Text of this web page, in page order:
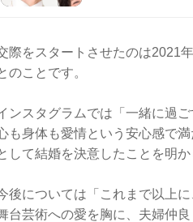
際をスタートさせたのは2021
のことです。
ンスタグラムでは「一緒に過
も身体も愛情という安心感で
して結婚を決意したことを明か
後については「これまで以上
台芸術への愛を胸に、夫婦仲